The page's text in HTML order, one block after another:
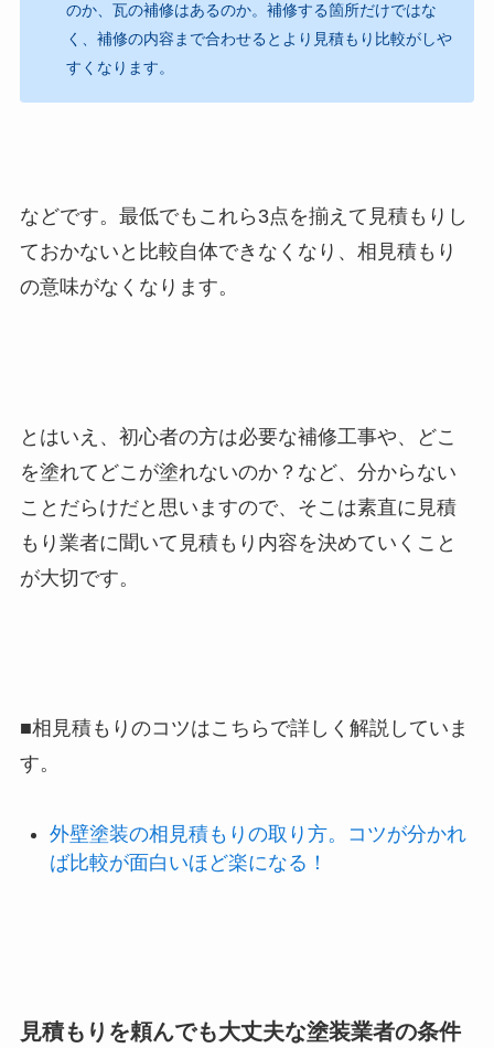
のか、瓦の補修はあるのか。補修する箇所だけではな
く、補修の内容まで合わせるとより見積もり比較がしや
すくなります。
などです。最低でもこれら3点を揃えて見積もりし
ておかないと比較自体できなくなり、相見積もり
の意味がなくなります。
とはいえ、初心者の方は必要な補修工事や、どこ
を塗れてどこが塗れないのか？など、分からない
ことだらけだと思いますので、そこは素直に見積
もり業者に聞いて見積もり内容を決めていくこと
が大切です。
■相見積もりのコツはこちらで詳しく解説していま
す。
外壁塗装の相見積もりの取り方。コツが分かれ
ば比較が面白いほど楽になる！
見積もりを頼んでも大丈夫な塗装業者の条件